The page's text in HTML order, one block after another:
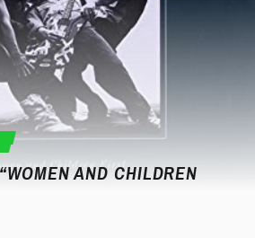
AND CHILDREN